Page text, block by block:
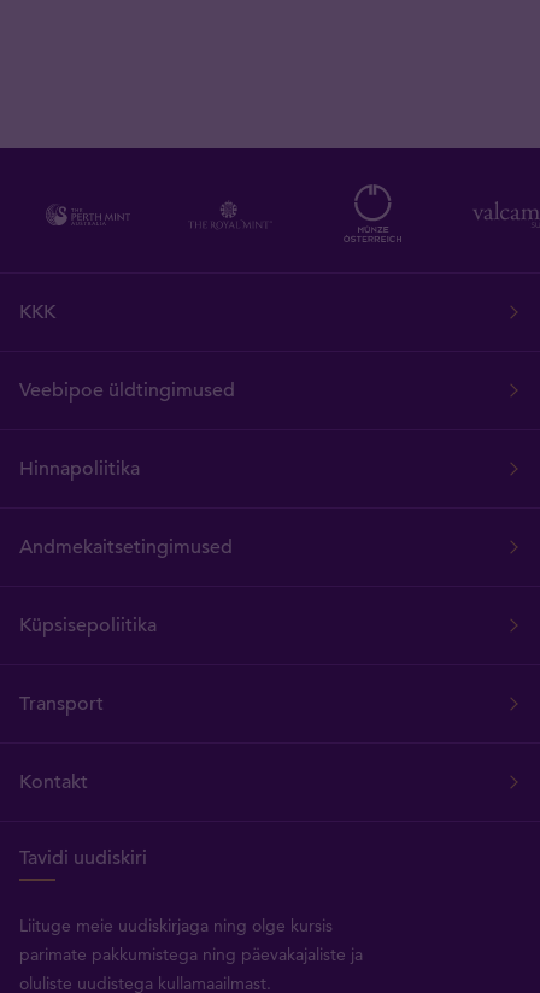
KKK
Veebipoe üldtingimused
Hinnapoliitika
Andmekaitsetingimused
Küpsisepoliitika
Transport
Kontakt
Tavidi uudiskiri
Liituge meie uudiskirjaga ning olge kursis
parimate pakkumistega ning päevakajaliste ja
oluliste uudistega kullamaailmast.